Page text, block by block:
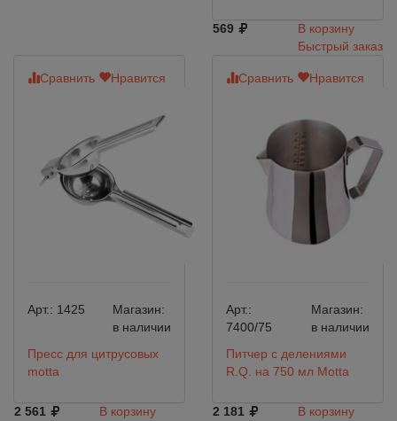
569
В корзину
Быстрый заказ
Сравнить Нравится
Арт.: 1425
Магазин:
в наличии
Пресс для цитрусовых
motta
2 561
В корзину
Сравнить Нравится
Арт.:
7400/75
Магазин:
в наличии
Питчер с делениями
R.Q. на 750 мл Motta
2 181
В корзину